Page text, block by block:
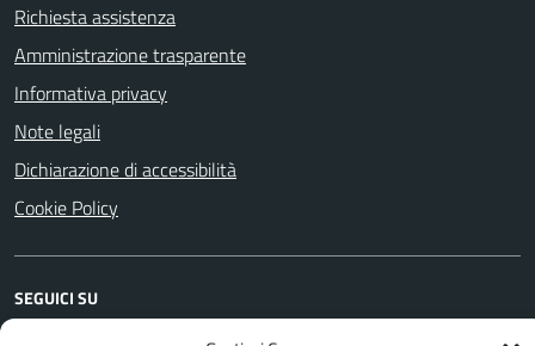
Richiesta assistenza
Amministrazione trasparente
Informativa privacy
Note legali
Dichiarazione di accessibilità
Cookie Policy
SEGUICI SU